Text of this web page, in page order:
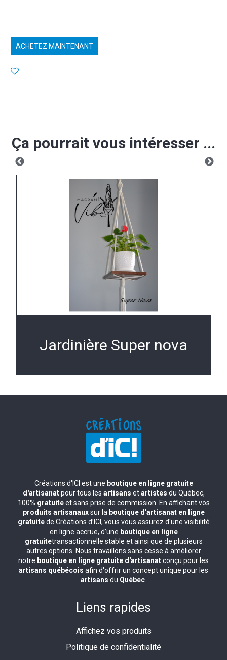
ACHETEZ MAINTENANT
Ça pourrait vous intéresser ...
Jardinière Super nova
Créations d'ICI est une boutique en ligne gratuite
d'artisanatpour tous les artisans etartistes du Québec,
100% gratuiteet sans prise de commission. En affichant vos
produits artisanauxsur la boutique d'artisanat en ligne
gratuitede Créations d’ICI, vous vous assurez d'une visibilité
en ligne accrue, d'une boutique en ligne
gratuitetransactionnelle stable et ainsi que de plusieurs
autres options. Nous travaillons sans cesse à améliorer
notre boutique en ligne gratuite d'artisanatconçu pour les
artisans québécois afin d'offrir un concept unique pour les
artisans du Québec
Liens rapides
Affichez vos produits
Politique de confidentialité